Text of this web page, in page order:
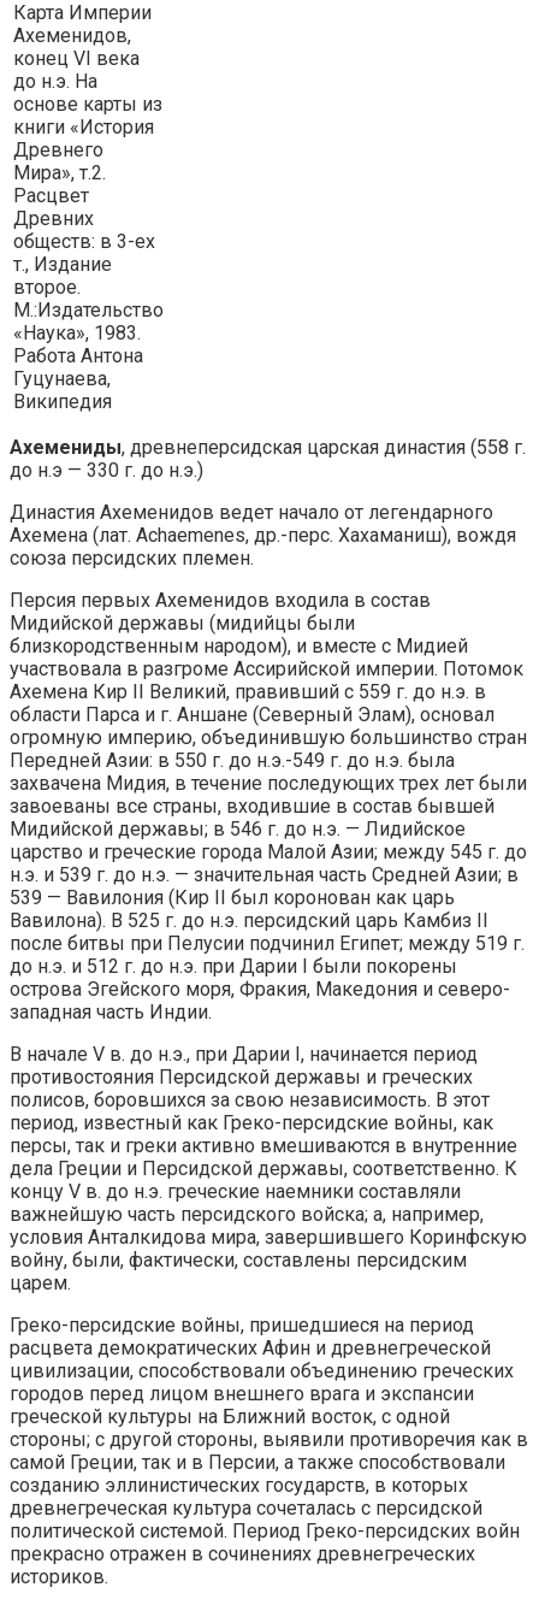
Карта Империи
Ахеменидов,
конец VI века
до н.э. На
основе карты из
книги «История
Древнего
Мира», т.2.
Расцвет
Древних
обществ: в 3-ех
т., Издание
второе.
М.:Издательство
«Наука», 1983.
Работа Антона
Гуцунаева,
Википедия
Ахемениды, древнеперсидская царская династия (558 г.
до н.э — 330 г. до н.э.)
Династия Ахеменидов ведет начало от легендарного
Ахемена (лат. Achaemenes, др.-перс. Хахаманиш), вождя
союза персидских племен.
Персия первых Ахеменидов входила в состав
Мидийской державы (мидийцы были
близкородственным народом), и вместе с Мидией
участвовала в разгроме Ассирийской империи. Потомок
Ахемена Кир II Великий, правивший с 559 г. до н.э. в
области Парса и г. Аншане (Северный Элам), основал
огромную империю, объединившую большинство стран
Передней Азии: в 550 г. до н.э.-549 г. до н.э. была
захвачена Мидия, в течение последующих трех лет были
завоеваны все страны, входившие в состав бывшей
Мидийской державы; в 546 г. до н.э. — Лидийское
царство и греческие города Малой Азии; между 545 г. до
н.э. и 539 г. до н.э. — значительная часть Средней Азии; в
539 — Вавилония (Кир II был коронован как царь
Вавилона). В 525 г. до н.э. персидский царь Камбиз II
после битвы при Пелусии подчинил Египет; между 519 г.
до н.э. и 512 г. до н.э. при Дарии I были покорены
острова Эгейского моря, Фракия, Македония и северо-
западная часть Индии.
В начале V в. до н.э., при Дарии I, начинается период
противостояния Персидской державы и греческих
полисов, боровшихся за свою независимость. В этот
период, известный как Греко-персидские войны, как
персы, так и греки активно вмешиваются в внутренние
дела Греции и Персидской державы, соответственно. К
концу V в. до н.э. греческие наемники составляли
важнейшую часть персидского войска; а, например,
условия Анталкидова мира, завершившего Коринфскую
войну, были, фактически, составлены персидским
царем.
Греко-персидские войны, пришедшиеся на период
расцвета демократических Афин и древнегреческой
цивилизации, способствовали объединению греческих
городов перед лицом внешнего врага и экспансии
греческой культуры на Ближний восток, с одной
стороны; с другой стороны, выявили противоречия как в
самой Греции, так и в Персии, а также способствовали
созданию эллинистических государств, в которых
древнегреческая культура сочеталась с персидской
политической системой. Период Греко-персидских войн
прекрасно отражен в сочинениях древнегреческих
историков.